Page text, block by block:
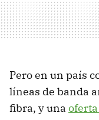
Pero en un país
líneas de banda
fibra, y una